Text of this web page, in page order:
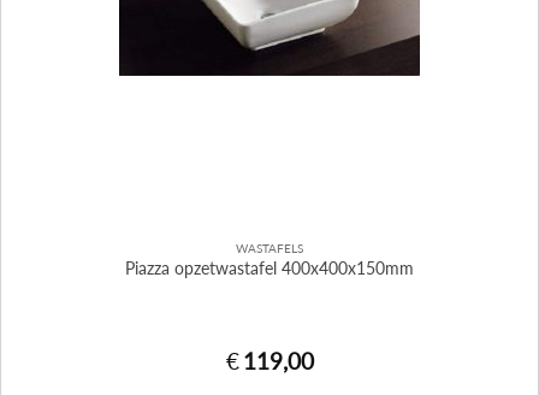
WASTAFELS
Piazza opzetwastafel 400x400x150mm
€ 119,00